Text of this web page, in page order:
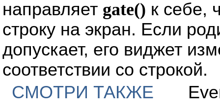
направляет gate() к себе,
строку на экран. Если
допускает, его виджет
соответствии со строкой.
СМОТРИ ТАКЖЕ